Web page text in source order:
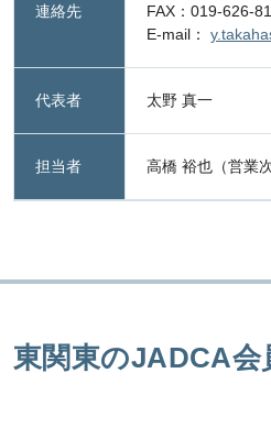
連絡先
FAX：019-626-
E-mail：
代表者 太野 真一
担当者 高橋 裕也（営業次
東関東のJADCA会